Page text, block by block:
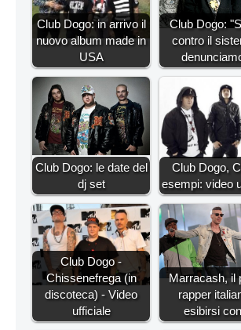
Club Dogo: in arrivo il
nuovo album made in
USA
Club Dogo:
contro il
Club Dogo: le date del
dj set
Club Dogo,
esempi: video
Club Dogo -
Chissenefrega (in
discoteca) - Video
ufficiale
Marracash, il
rapper
esibirsi